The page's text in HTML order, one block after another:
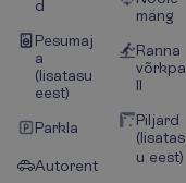
d
Pesumaj
a
(lisatasu
eest)
Parkla
Autorent
mäng
Ranna
võrkpa
ll
Piljard
(lisatas
u eest)